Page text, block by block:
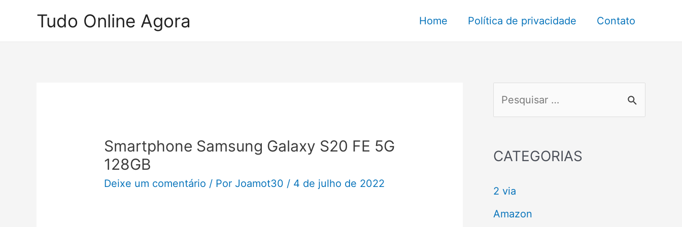
Tudo Online Agora Home Política de privacidade Contato
Smartphone Samsung Galaxy S20 FE 5G
128GB
Deixe um comentário / Por Joamot30 / 4 de julho de 2022
q
i
s
CATEGORIAS
2 via
Amazon